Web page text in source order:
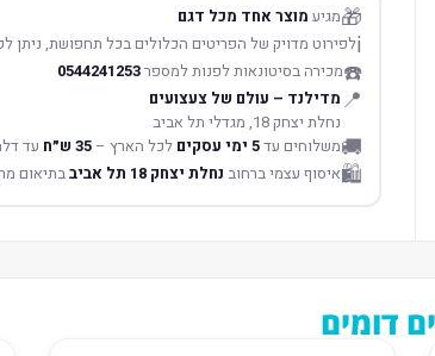
🎁מגיע מוצר אחד מכל דגם
ℹ️לפירוט מדויק של הפריטים הכלולים בכל תחפושת, ניתן
☎️מכירה בסיטונאות לפנות למספר0544241253
📍 מדילנד – עולם של צעצועים
נחלת יצחק 18, מגדלי תל אביב
🚚משלוחים עד5 ימי עסקים לכל הארץ –35 ש״ח עד
🛍️איסוף עצמי ברחוב נחלת יצחק 18 תל אביב בתיאום
דומים